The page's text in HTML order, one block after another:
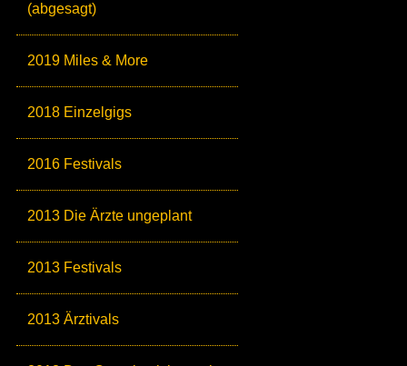
(abgesagt)
2019 Miles & More
2018 Einzelgigs
2016 Festivals
2013 Die Ärzte ungeplant
2013 Festivals
2013 Ärztivals